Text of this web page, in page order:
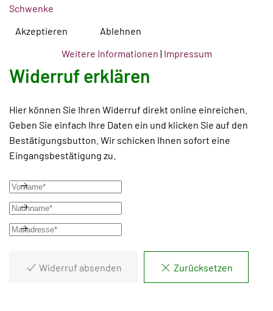
Schwenke
Widerruf erklären
Hier können Sie Ihren Widerruf direkt online einreichen.
Geben Sie einfach Ihre Daten ein und klicken Sie auf den
Bestätigungsbutton. Wir schicken Ihnen sofort eine
Eingangsbestätigung zu.
Widerruf absenden Zurücksetzen
Akzeptieren
Ablehnen
Weitere Informationen | Impressum